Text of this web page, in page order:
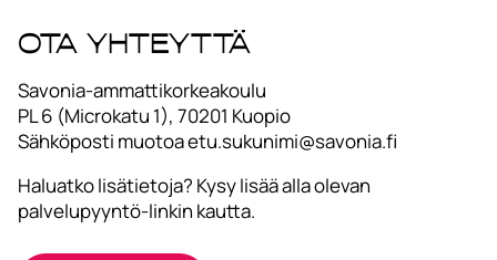
Ota yhteyttä
Savonia-ammattikorkeakoulu
PL 6 (Microkatu 1), 70201 Kuopio
Sähköposti muotoa etu.sukunimi@savonia.fi
Haluatko lisätietoja? Kysy lisää alla olevan
palvelupyyntö-linkin kautta.